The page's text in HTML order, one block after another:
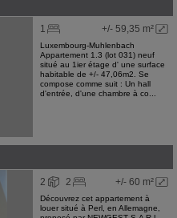
+/- 59,35 m²
1
Luxembourg-Muhlenbach
Appartement 1.3 (lot 031) neuf
situé au 1ier étage d' une surface
habitable de +/- 47,06m2. Se
compose comme suit : Un hall
d'entrée, d'une chambre à co...
+/- 60 m²
2 2
Découvrez cet appartement à
louer situé à Perl, en Allemagne,